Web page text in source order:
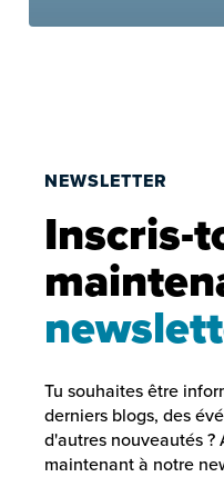
NEWSLETTER
Inscris-
Tu souhaites être
derniers blogs, des
d'autres nouveautés ?
maintenant à notre